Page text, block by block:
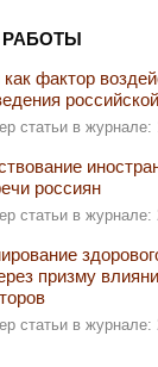
РАБОТЫ
как фактор
статьи в журнале:
россиян
статьи в журнале:
призму
статьи в журнале: